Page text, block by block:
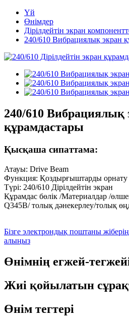
Үй
Өнімдер
Дірілдейтін экран
240/610 Вибрациялық экран
240/610 Вибрациялық
құрамдастары
Қысқаша сипаттама:
Атауы: Drive Beam
Функция: Қоздырғыштарды
Түрі: 240/610 Дірілдейтін экран
Құрамдас бөлік /Материалдар /
Q345B/ толық дәнекерлеу/толық
Бізге электрондық поштаны
алыңыз
Өнімнің егжей-
Жиі қойылатын
Өнім тегтері